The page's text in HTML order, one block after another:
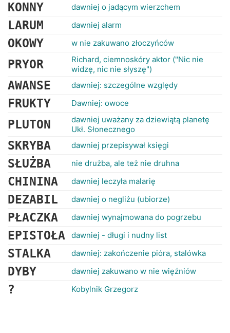
KONNY dawniej o jadącym wierzchem
LARUM dawniej alarm
OKOWY w nie zakuwano złoczyńców
PRYOR
Richard, ciemnoskóry aktor ("Nic nie
widzę, nic nie słyszę")
AWANSE dawniej: szczególne względy
FRUKTY Dawniej: owoce
PLUTON
dawniej uważany za dziewiątą planetę
Ukł. Słonecznego
SKRYBA dawniej przepisywał księgi
SŁUŻBA nie drużba, ale też nie druhna
CHININA dawniej leczyła malarię
DEZABIL dawniej o negliżu (ubiorze)
PŁACZKA dawniej wynajmowana do pogrzebu
EPISTOŁA dawniej - długi i nudny list
STALKA dawniej: zakończenie pióra, stalówka
DYBY dawniej zakuwano w nie więźniów
? Kobylnik Grzegorz